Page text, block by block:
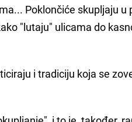
Poklončiće skupljaju
"lutaju" ulicama do
i tradiciju koja se